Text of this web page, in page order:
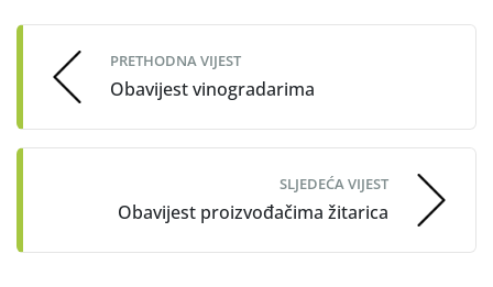
navigation
PRETHODNA VIJEST
Obavijest vinogradarima
SLJEDEĆA VIJEST
Obavijest proizvođačima žitarica